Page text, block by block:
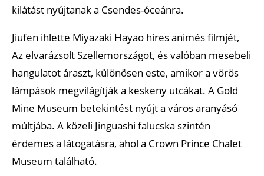
kilátást nyújtanak a Csendes-óceánra.
Jiufen ihlette Miyazaki Hayao híres animés filmjét,
Az elvarázsolt Szellemországot, és valóban mesebeli
hangulatot áraszt, különösen este, amikor a vörös
lámpások megvilágítják a keskeny utcákat. A Gold
Mine Museum betekintést nyújt a város aranyásó
múltjába. A közeli Jinguashi falucska szintén
érdemes a látogatásra, ahol a Crown Prince Chalet
Museum található.